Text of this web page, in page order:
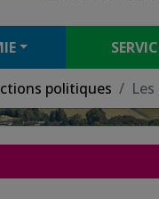
politiques